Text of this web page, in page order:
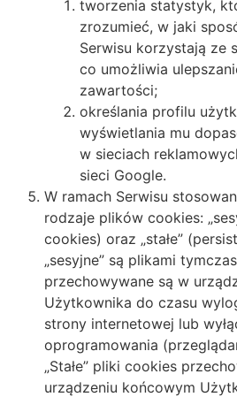
tworzenia statystyk,
zrozumieć, w jaki
Serwisu korzystają ze
co umożliwia
zawartości;
określania profilu
wyświetlania mu
w sieciach
sieci Google.
W ramach Serwisu
rodzaje plików cookies:
cookies) oraz „stałe”
„sesyjne” są plikami
przechowywane są w
Użytkownika do czasu
strony internetowej lub
oprogramowania
„Stałe” pliki cookies
urządzeniu końcowym